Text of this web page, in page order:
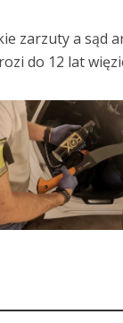
zarzuty a sąd
do 12 lat